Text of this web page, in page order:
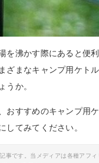
を沸かす際にあると便
ざまなキャンプ用ケト
うか。
おすすめのキャンプ用
してみてください。
事です。当メディアは各種アフ